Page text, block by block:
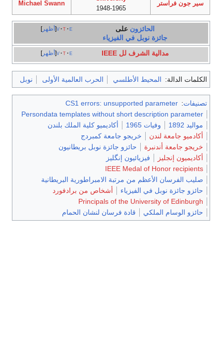
سير جون فراستر
1948-1965
Michael Swann
أظهر v t e الحائزون على
جائزة نوبل في الفيزياء
أظهر v t e مدالية الشرف لل IEEE
الكلمات الدالة: المحيط الأطلسي الحرب العالمية الأولى نوبل
تصنيفات:
CS1 errors: unsupported parameter
Persondata templates without short description parameter
مواليد 1892
وفيات 1965
أكاديميو كلية الملك بلندن
أكادميو جامعة لندن
خريجو جامعة كمبردج
خريجو جامعة أندنبرة
حائزو جائزة نوبل بريطانيون
أكاديميون إنجليز
فيزيائيون إنگليز
IEEE Medal of Honor recipients
صليب الفرسان الأعظم من مرتبة الامبراطورية البريطانية
حائزو جائزة نوبل في الفيزياء
أشخاص من برادفورد
Principals of the University of Edinburgh
حائزو الوسام الملكي
قادة فرسان لنشان الحمام